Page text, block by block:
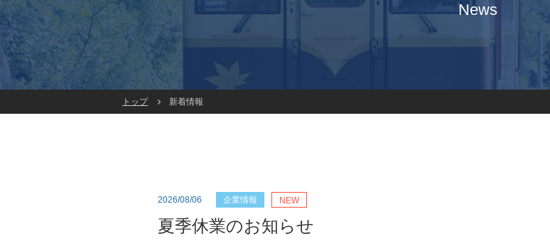
News
トップ 新着情報
2026/08/06 企業情報 NEW
夏季休業のお知らせ